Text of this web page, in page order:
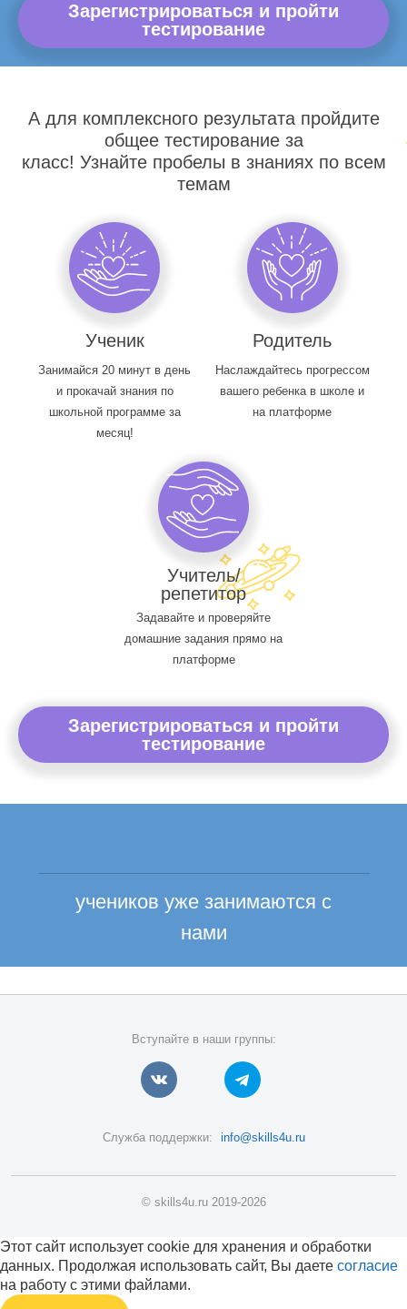
Зарегистрироваться и пройти
тестирование
А для комплексного результата пройдите
общее тестирование за
класс! Узнайте пробелы в знаниях по всем
темам
Ученик
Занимайся 20 минут в день
и прокачай знания по
школьной программе за
месяц!
Родитель
Наслаждайтесь прогрессом
вашего ребенка в школе и
на платформе
Учитель/
репетитор
Задавайте и проверяйте
домашние задания прямо на
платформе
Зарегистрироваться и пройти
тестирование
учеников уже занимаются с
нами
Вступайте в наши группы:
Служба поддержки: info@skills4u.ru
© skills4u.ru 2019-2026
Этот сайт использует cookie для хранения и обработки
данных. Продолжая использовать сайт, Вы даете согласие
на работу с этими файлами.